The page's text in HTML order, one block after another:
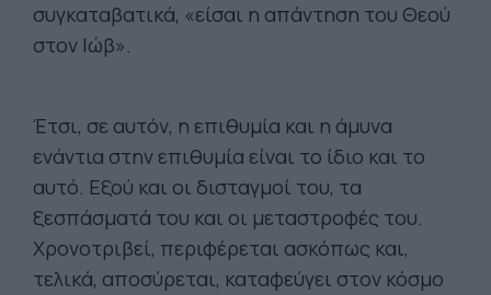
συγκαταβατικά, «είσαι η απάντηση του Θεού
στον Ιώβ».
Έτσι, σε αυτόν, η επιθυμία και η άμυνα
ενάντια στην επιθυμία είναι το ίδιο και το
αυτό. Εξού και οι δισταγμοί του, τα
ξεσπάσματά του και οι μεταστροφές του.
Χρονοτριβεί, περιφέρεται ασκόπως και,
τελικά, αποσύρεται, καταφεύγει στον κόσμο